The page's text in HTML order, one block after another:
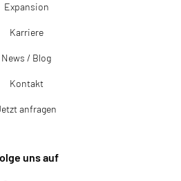
Expansion
Karriere
News / Blog
Kontakt
anfragen
uns auf